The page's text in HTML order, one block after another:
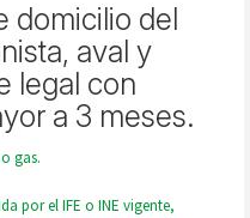
domicilio del
aval y
legal con
a 3 meses.
gas.
por el IFE o INE vigente,